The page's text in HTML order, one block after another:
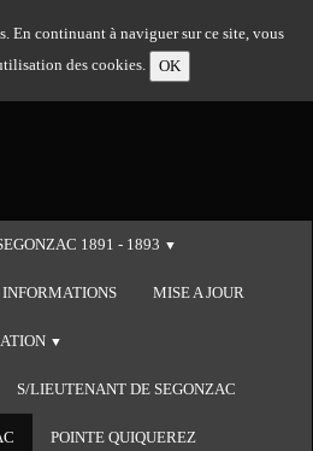
En continuant à naviguer sur ce site, vous
des cookies.
OK
1891 - 1893 ▼
INFORMATIONS MISE A JOUR
▼
S/LIEUTENANT DE SEGONZAC
POINTE QUIQUEREZ